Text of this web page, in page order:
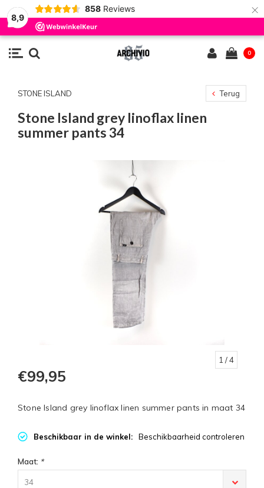
8,9
858 Reviews ×
0
STONE ISLAND Terug
Stone Island grey linoflax linen
summer pants 34
1 / 4
€99,95
Stone Island grey linoflax linen summer pants in maat 34
Beschikbaar in de winkel: Beschikbaarheid controleren
Maat: *
34